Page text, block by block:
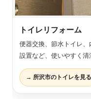
トイレリフォーム
便器交換、節水トイレ
設置など、使いやすく清
→ 所沢市のトイレを見る